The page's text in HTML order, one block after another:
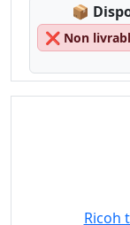
📦
❌ Non
Ricoh